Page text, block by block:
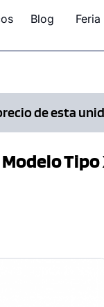
Blog Feria
de esta
Tipo